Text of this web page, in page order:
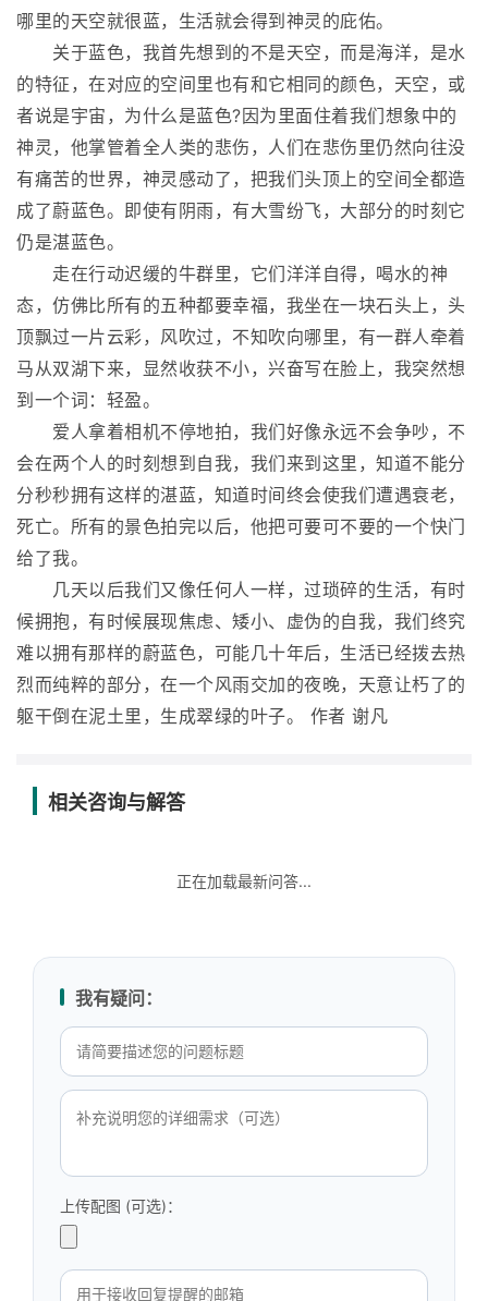
哪里的天空就很蓝，生活就会得到神灵的庇佑。
关于蓝色，我首先想到的不是天空，而是海洋，是水
的特征，在对应的空间里也有和它相同的颜色，天空，或
者说是宇宙，为什么是蓝色?因为里面住着我们想象中的
神灵，他掌管着全人类的悲伤，人们在悲伤里仍然向往没
有痛苦的世界，神灵感动了，把我们头顶上的空间全都造
成了蔚蓝色。即使有阴雨，有大雪纷飞，大部分的时刻它
仍是湛蓝色。
走在行动迟缓的牛群里，它们洋洋自得，喝水的神
态，仿佛比所有的五种都要幸福，我坐在一块石头上，头
顶飘过一片云彩，风吹过，不知吹向哪里，有一群人牵着
马从双湖下来，显然收获不小，兴奋写在脸上，我突然想
到一个词：轻盈。
爱人拿着相机不停地拍，我们好像永远不会争吵，不
会在两个人的时刻想到自我，我们来到这里，知道不能分
分秒秒拥有这样的湛蓝，知道时间终会使我们遭遇衰老，
死亡。所有的景色拍完以后，他把可要可不要的一个快门
给了我。
几天以后我们又像任何人一样，过琐碎的生活，有时
候拥抱，有时候展现焦虑、矮小、虚伪的自我，我们终究
难以拥有那样的蔚蓝色，可能几十年后，生活已经拨去热
烈而纯粹的部分，在一个风雨交加的夜晚，天意让朽了的
躯干倒在泥土里，生成翠绿的叶子。 作者 谢凡
相关咨询与解答
正在加载最新问答...
我有疑问：
上传配图 (可选)：